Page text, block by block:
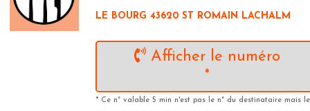
LE BOURG 43620 ST ROMAIN LACHALM
Afficher le numéro
*
* Ce n° valable 5 min n'est pas le n° du destinataire mais le